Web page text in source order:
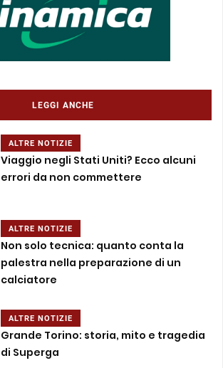
LEGGI ANCHE
ALTRE NOTIZIE
Viaggio negli Stati Uniti? Ecco alcuni
errori da non commettere
ALTRE NOTIZIE
Non solo tecnica: quanto conta la
palestra nella preparazione di un
calciatore
ALTRE NOTIZIE
Grande Torino: storia, mito e tragedia
di Superga